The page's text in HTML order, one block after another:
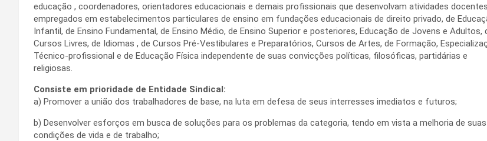
educação , coordenadores, orientadores educacionais e demais profissionais que desenvolvam atividades
empregados em estabelecimentos particulares de ensino em fundações educacionais de direito privado, de
Infantil, de Ensino Fundamental, de Ensino Médio, de Ensino Superior e posteriores, Educação de Jovens e Adultos,
Cursos Livres, de Idiomas , de Cursos Pré-Vestibulares e Preparatórios, Cursos de Artes, de Formação,
Técnico-profissional e de Educação Física independente de suas convicções políticas, filosóficas, partidárias e
religiosas.
Consiste em prioridade de Entidade Sindical:
a) Promover a união dos trabalhadores de base, na luta em defesa de seus interresses imediatos e futuros;
b) Desenvolver esforços em busca de soluções para os problemas da categoria, tendo em vista a melhoria de suas
condições de vida e de trabalho;